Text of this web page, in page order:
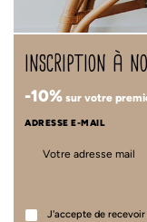
inscription à
-10% sur votre
ADRESSE E-MAIL
J'accepte de